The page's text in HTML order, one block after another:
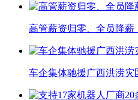
高管薪资归零、全员降
车企集体驰援广西洪涝灾